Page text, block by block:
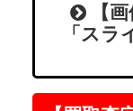
【画
「ス